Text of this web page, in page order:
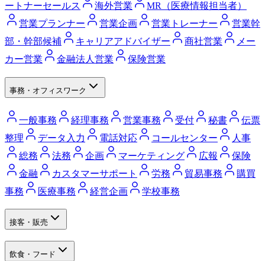
ートナーセールス
海外営業
MR（医療情報担当者）
営業プランナー
営業企画 営業トレーナー
営業幹
部・幹部候補
キャリアアドバイザー 商社営業
メー
カー営業
金融法人営業 保険営業
事務・オフィスワーク
一般事務 経理事務 営業事務 受付 秘書
伝票
整理
データ入力 電話対応 コールセンター
人事
総務
法務 企画 マーケティング 広報
保険
金融
カスタマーサポート 労務 貿易事務
購買
事務
医療事務 経営企画 学校事務
接客・販売
飲食・フード